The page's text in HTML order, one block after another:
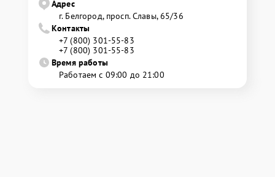
Адрес
г. Белгород, просп. Славы, 65/36
Контакты
+7 (800) 301-55-83
+7 (800) 301-55-83
Время работы
Работаем с 09:00 до 21:00